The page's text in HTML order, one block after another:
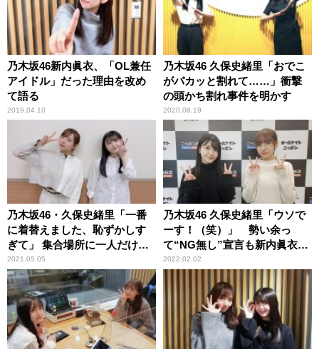
乃木坂46新内眞衣、「OL兼任
アイドル」だった理由を改め
て語る
2019.04.10
乃木坂46 久保史緒里「おでこ
がパカッと割れて……」衝撃
の頭かち割れ事件を明かす
2020.08.19
乃木坂46・久保史緒里「一番
に着替えました、恥ずかしす
ぎて」 集合場所に一人だけラ
フすぎる姿で登場し……
2021.05.05
乃木坂46 久保史緒里「ウソで
ーす！（笑）」 勢い余っ
て“NG無し”宣言も新内眞衣に
止められ苦笑い ～2代目「オ
ールナイトニッポン」パーソ
ナリティ就任
2022.02.02